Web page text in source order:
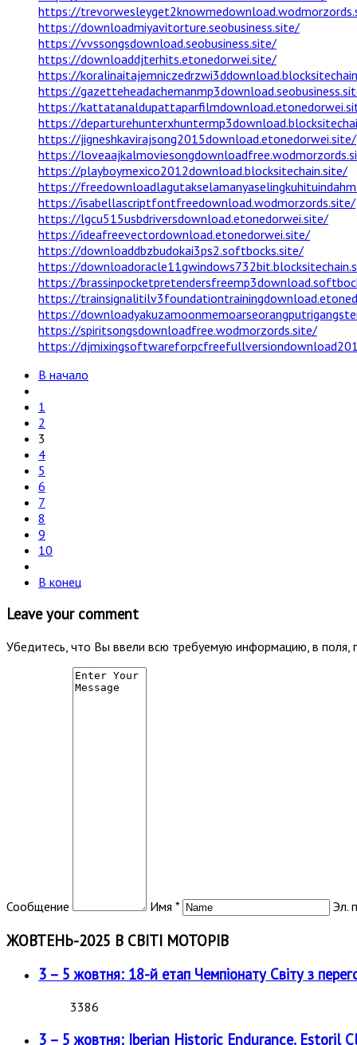
https://
https://downloadmiyavitorture.seobusiness.site/
https://vvssongsdownload.seobusiness.site/
https://downloaddjterhits.etonedorwei.site/
https://
https://
https://
https://
https://jigneshkavirajsong2015download.etonedorwei.site/
https://
https://playboymexico2012download.blocksitechain.site/
https://
https://isabellascriptfontfreedownload.wodmorzords.site/
https://lgcu515usbdriversdownload.etonedorwei.site/
https://ideafreevectordownload.etonedorwei.site/
https://downloaddbzbudokai3ps2.softbocks.site/
https://
https://
https://
https://
https://spiritsongsdownloadfree.wodmorzords.site/
https://
В начало
1
2
3
4
5
6
7
8
9
10
В конец
Leave your comment
Убедитесь, что Вы ввели всю требуемую информацию, в поля,
Сообщение Имя * Эл.
ЖОВТЕНЬ-2025 В СВІТІ МОТОРІВ
3 – 5 жовтня: 18-й етап Чемпіонату Світу з
3386
3 – 5 жовтня: Iberian Historic Endurance. Estoril